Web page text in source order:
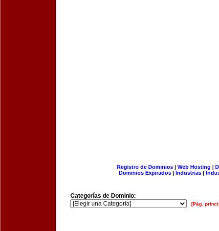
Registro de Dominios| Web Hosting |
Dominios Expirados | Industrias |
Categorías de Dominio:
[Pág.